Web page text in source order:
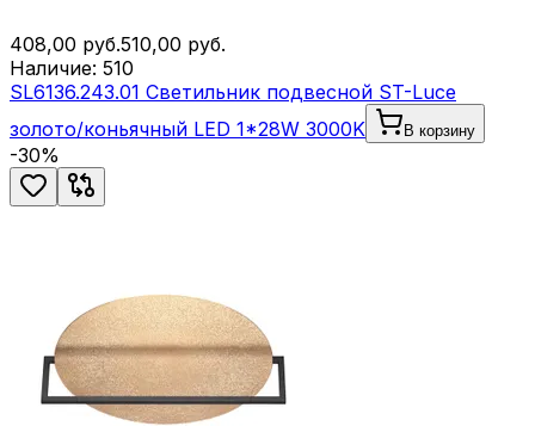
408,00 руб.510,00 руб.
Наличие: 510
SL6136.243.01 Светильник подвесной ST-Luce
золото/коньячный LED 1*28W 3000K
В корзину
-30%